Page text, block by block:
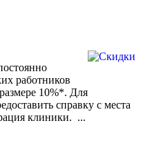
работников
10%*. Для
справку с места
клиники. ...